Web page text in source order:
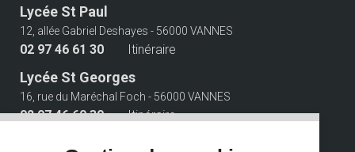
Lycée St Paul
12, allée Gabriel Deshayes - 56000 VANNES
02 97 46 61 30 Itinéraire
Lycée St Georges
16, rue du Maréchal Foch - 56000 VANNES
02 97 46 60 30 Itinéraire